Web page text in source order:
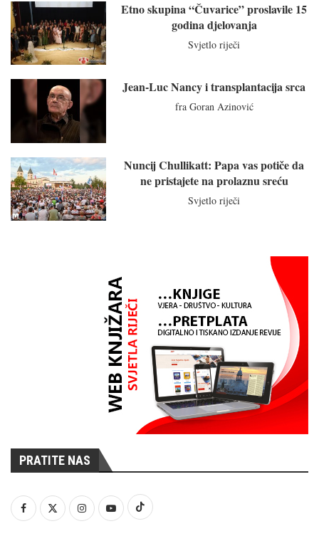
Etno skupina “Čuvarice” proslavile 15
godina djelovanja
Svjetlo riječi
Jean-Luc Nancy i transplantacija srca
fra Goran Azinović
Nuncij Chullikatt: Papa vas potiče da
ne pristajete na prolaznu sreću
Svjetlo riječi
PRATITE NAS